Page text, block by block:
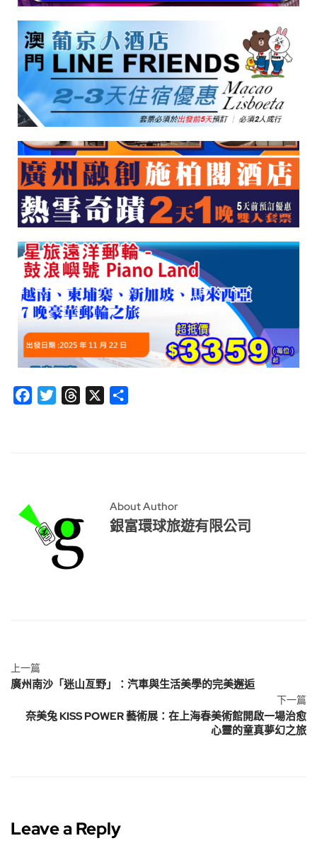
FacebookTwitterThreads
About Author
銀富環球旅遊有限公司
上一篇
廣州南沙「迷山亙野」：汽車與生活美學的完美邂逅
下一篇
奈美兔 KISS POWER 藝術展：在上海春美術館開啟一場治愈
心靈的童真夢幻之旅
Leave a Reply